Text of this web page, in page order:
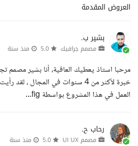
العروض المقدمة
بشير ب.
مصمم جرافيك منذ سنة
خبرة لأكثر من 4 سنوات في المجال ،
العمل في هذا المشروع بواسطة fig...
رحاب ح.
مصمم UI UX منذ سنة